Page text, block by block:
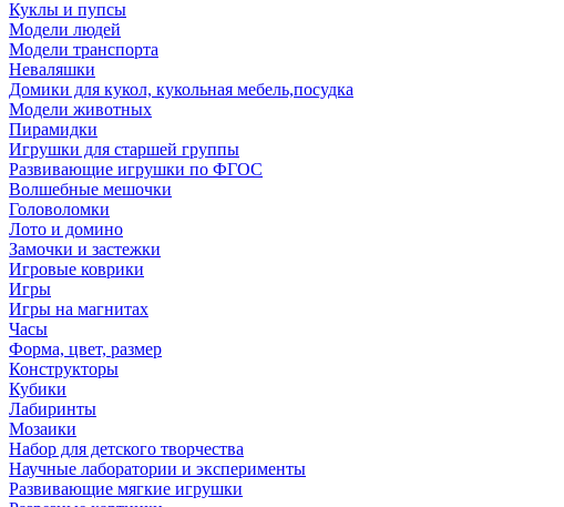
Куклы и пупсы
Модели людей
Модели транспорта
Неваляшки
Домики для кукол, кукольная мебель,посудка
Модели животных
Пирамидки
Игрушки для старшей группы
Развивающие игрушки по ФГОС
Волшебные мешочки
Головоломки
Лото и домино
Замочки и застежки
Игровые коврики
Игры
Игры на магнитах
Часы
Форма, цвет, размер
Конструкторы
Кубики
Лабиринты
Мозаики
Набор для детского творчества
Научные лаборатории и эксперименты
Развивающие мягкие игрушки